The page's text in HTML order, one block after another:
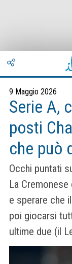
9 Maggio 2026
Serie A,
posti
che può
Occhi puntati
La
e sperare che
poi giocarsi
ultime due (il